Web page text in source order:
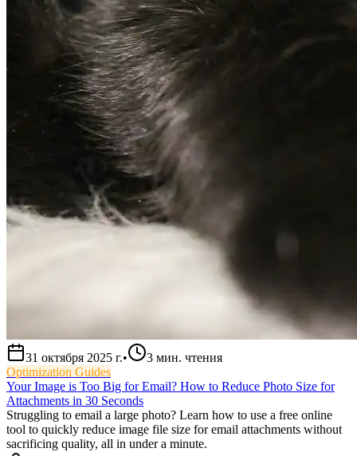
31 октября 2025 г.• 3 мин. чтения
Optimization Guides
Your Image is Too Big for Email? How to Reduce Photo Size for
Attachments in 30 Seconds
Struggling to email a large photo? Learn how to use a free online
tool to quickly reduce image file size for email attachments without
sacrificing quality, all in under a minute.